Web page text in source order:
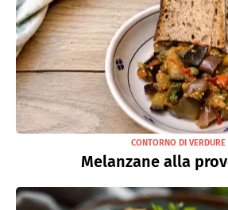
CONTORNO DI VERDURE
Melanzane alla